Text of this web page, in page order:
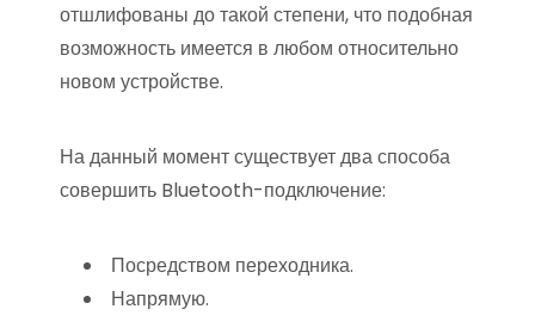
отшлифованы до такой степени, что подобная
возможность имеется в любом относительно
новом устройстве.
На данный момент существует два способа
совершить Bluetooth-подключение:
Посредством переходника.
Напрямую.